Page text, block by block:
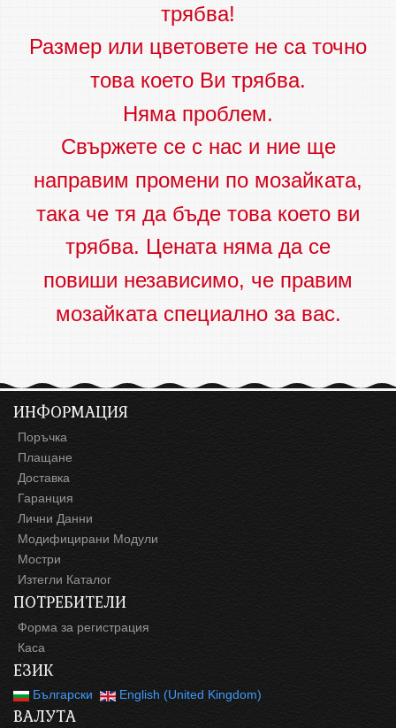
трябва!
Размер или цветовете не са точно
това което Ви трябва.
Няма проблем.
Свържете се с нас и ние ще
направим промени по мозайката,
така че тя да бъде това което ви
трябва. Цената няма да се
повиши независимо, че правим
мозайката специално за вас.
ИНФОРМАЦИЯ
Поръчка
Плащане
Доставка
Гаранция
Лични Данни
Модифицирани Модули
Мостри
Изтегли Каталог
ПОТРЕБИТЕЛИ
Форма за регистрация
Каса
ЕЗИК
Български English (United Kingdom)
ВАЛУТА